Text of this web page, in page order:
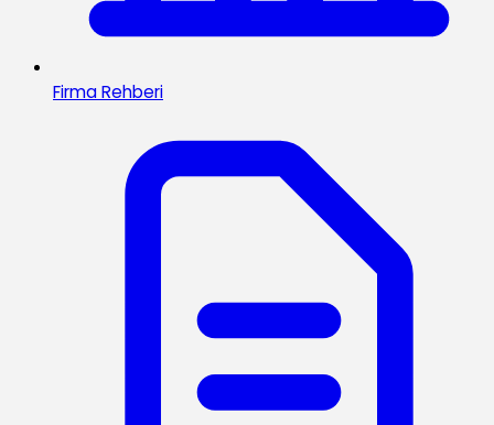
Firma Rehberi